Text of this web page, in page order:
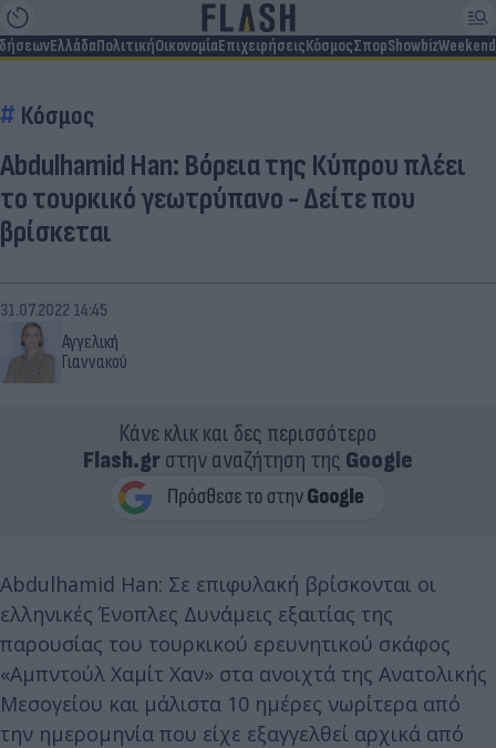
ΕλλάδαΠολιτικήΟικονομίαΕπιχειρήσειςΚόσμοςΣπορShowbizWeekend
Κόσμος
Abdulhamid Han: Βόρεια της Κύπρου πλέει
το τουρκικό γεωτρύπανο - Δείτε που
βρίσκεται
Αγγελική
Γιαννακού
31.07.2022 14:45
Κάνε κλικ και δες περισσότερο
Flash.grστην αναζήτηση της Google
Abdulhamid Han: Σε επιφυλακή βρίσκονται οι
ελληνικές Ένοπλες Δυνάμεις εξαιτίας της
παρουσίας του τουρκικού ερευνητικού σκάφος
«Αμπντούλ Χαμίτ Χαν» στα ανοιχτά της Ανατολικής
Μεσογείου και μάλιστα 10 ημέρες νωρίτερα από
την ημερομηνία που είχε εξαγγελθεί αρχικά από